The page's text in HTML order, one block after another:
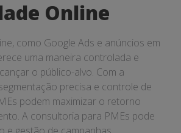
Online
como Google Ads e anúncios em
uma maneira controlada e
o público-alvo. Com a
precisa e controle de
podem maximizar o retorno
A consultoria para PMEs pode